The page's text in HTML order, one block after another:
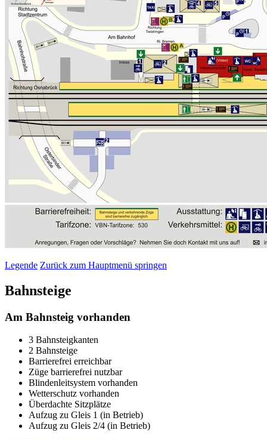
Legende Zurück zum Hauptmenü springen
Bahnsteige
Am Bahnsteig vorhanden
3 Bahnsteigkanten
2 Bahnsteige
Barrierefrei erreichbar
Züge barrierefrei nutzbar
Blindenleitsystem vorhanden
Wetterschutz vorhanden
Überdachte Sitzplätze
Aufzug zu Gleis 1 (in Betrieb)
Aufzug zu Gleis 2/4 (in Betrieb)